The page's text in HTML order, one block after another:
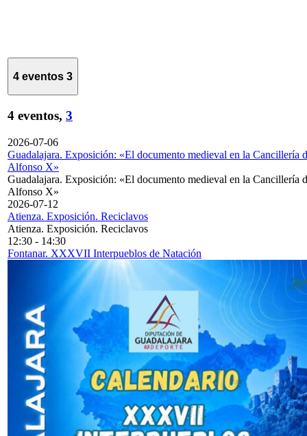
4 eventos 3
4 eventos, 3
2026-07-06
Guadalajara. Exposición: «El documento medieval en la Cancillería
Alfonso X»
Guadalajara. Exposición: «El documento medieval en la Cancillería
Alfonso X»
2026-07-12
Atienza. Exposición. Reciclavos
Atienza. Exposición. Reciclavos
12:30 - 14:30
Fontanar. XXXVII Interpueblos de Natación